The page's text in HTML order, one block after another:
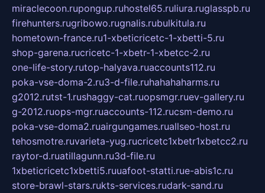
miraclecoon.rupongup.ruhostel65.ruliura.ruglasspb.ru
firehunters.rugribowo.rugnalis.rubulkitula.ru
hometown-france.ru1-xbeticricetc-1-xbetti-5.ru
shop-garena.rucricetc-1-xbetr-1-xbetcc-2.ru
one-life-story.rutop-halyava.ruaccounts112.ru
poka-vse-doma-2.ru3-d-file.ruhahahaharms.ru
g2012.rutst-1.rushaggy-cat.ruopsmgr.ruev-gallery.ru
g-2012.ruops-mgr.ruaccounts-112.rucsm-demo.ru
poka-vse-doma2.ruairgungames.ruallseo-host.ru
tehosmotre.ruvarieta-yug.rucricetc1xbetr1xbetcc2.ru
raytor-d.ruatillagunn.ru3d-file.ru
1xbeticricetc1xbetti5.ruuafoot-statti.rue-abis1c.ru
store-brawl-stars.rukts-services.rudark-sand.ru